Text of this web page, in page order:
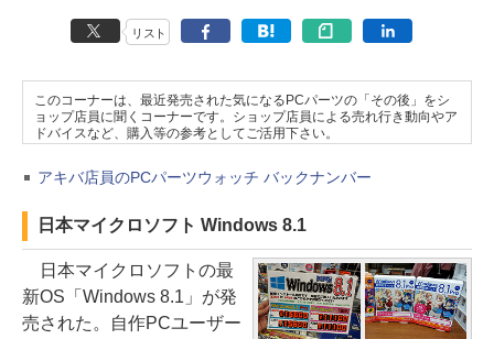
リスト
このコーナーは、最近発売された気になるPCパーツの「その後」をシ
ョップ店員に聞くコーナーです。ショップ店員による売れ行き動向やア
ドバイスなど、購入等の参考としてご活用下さい。
アキバ店員のPCパーツウォッチ バックナンバー
日本マイクロソフト Windows 8.1
日本マイクロソフトの最
新OS「Windows 8.1」が発
売された。自作PCユーザー